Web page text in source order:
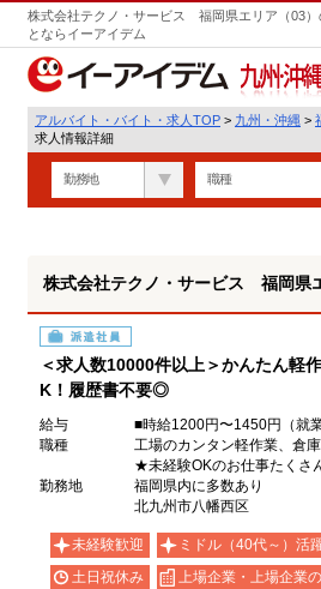
株式会社テクノ・サービス 福岡県エリア（03）
とならイーアイデム
九州・沖縄
アルバイト・バイト・求人TOP > 九州・沖縄 >
求人情報詳細
勤務地 職種
株式会社テクノ・サービス 福岡県
派遣社員
＜求人数10000件以上＞かんたん軽
K！履歴書不要◎
給与
■時給1200円〜1450円（就
職種
工場のカンタン軽作業、倉
★未経験OKのお仕事たくさ
勤務地
福岡県内に多数あり
北九州市八幡西区
未経験歓迎 ミドル（40代～）活
土日祝休み
上場企業・上場企業